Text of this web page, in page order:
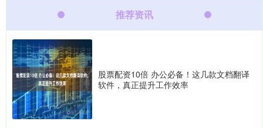
推荐资讯
股票配资10倍 办公必备！这几款文档翻译
软件，真正提升工作效率